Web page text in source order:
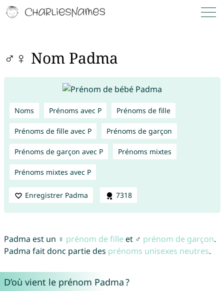
♂♀ Nom Padma
Noms Prénoms avec P Prénoms de fille
Prénoms de fille avec P Prénoms de garçon
Prénoms de garçon avec P Prénoms mixtes
Prénoms mixtes avec P
Enregistrer Padma 7318
Padma est un ♀ prénom de fille et ♂ prénom de garçon.
Padma fait donc partie des prénoms unisexes neutres.
D’où vient le prénom Padma ?